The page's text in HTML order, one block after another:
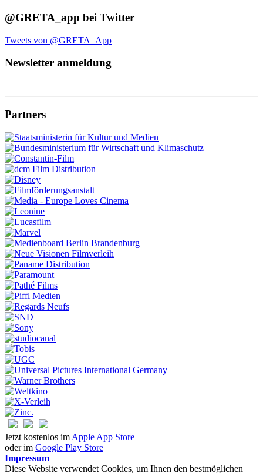
@GRETA_app bei Twitter
Tweets von @GRETA_App
Newsletter anmeldung
Partners
Jetzt kostenlos im Apple App Store
oder im Google Play Store
Impressum
Diese Website verwendet Cookies, um Ihnen den bestmöglichen